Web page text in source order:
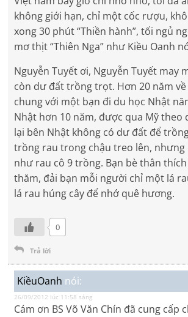
không giới hạn, chỉ một cốc rượu,
xong 30 phút “Thiền hành”, tối ngủ
mơ thịt “Thiên Nga” như Kiều Oanh
Nguyễn Tuyết ơi, Nguyễn Tuyết may
còn dư đất trồng trọt. Hơn 20 năm
chung với một bạn đi du học Nhật
Nhật hơn 10 năm, được qua Mỹ theo
lại bên Nhật không có dư đất để
trồng rau trong chậu treo lên,
như rau cô 9 trồng. Bạn bè thân
thăm, đải bạn mỗi người chỉ một lá
lá rau húng cây để nhớ quê hương.
0
Trả lời
KiềuOanh nói:
26/09/2012 lúc 11:58 sáng
Cám ơn BS Võ Văn Chín đã cung cấp